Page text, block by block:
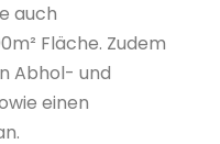
auch
Fläche. Zudem
Abhol- und
einen